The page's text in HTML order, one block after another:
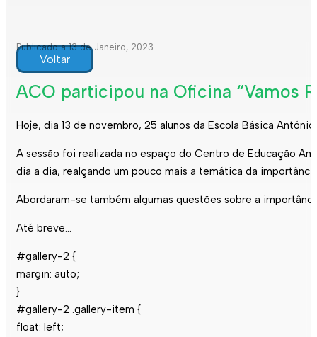
Publicado a 13 de Janeiro, 2023
Voltar
ACO participou na Oficina “Vamos
Hoje, dia 13 de novembro, 25 alunos da Escola Básica
A sessão foi realizada no espaço do Centro de Educação
dia a dia, realçando um pouco mais a temática da
Abordaram-se também algumas questões sobre a
Até breve…
#gallery-2 {
margin: auto;
}
#gallery-2 .gallery-item {
float: left;